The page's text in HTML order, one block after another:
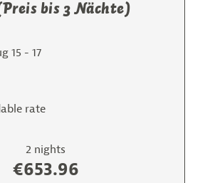
bis 3 Nächte)
15 - 17
rate
2 nights
€653.96